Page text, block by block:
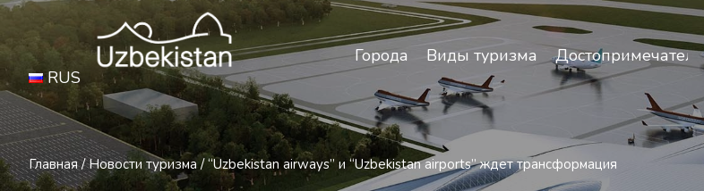
Безопасность и особенности
Города
Виды туризма
RUS
Главная / Новости туризма / “Uzbekistan airways” и “Uzbekistan airports” ждет трансформация